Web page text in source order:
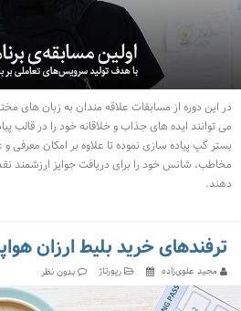
در این دوره از مسابقات علاقه مندان به زبان های
می توانند ایده های جذاب و خلاقانه خود را در قالب
بستر گپ پیاده سازی نموده تا علاوه بر امکان معرفی
مخاطب، شانس خود را برای دریافت جوایز ارزشمند
دهند.
ترفندهای خرید بلیط ارزان
مجید علوی‌زاده رپورتاژ بدون نظر